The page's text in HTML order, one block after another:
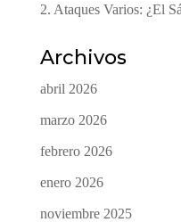
2. Ataques Varios: ¿El
Archivos
abril 2026
marzo 2026
febrero 2026
enero 2026
noviembre 2025